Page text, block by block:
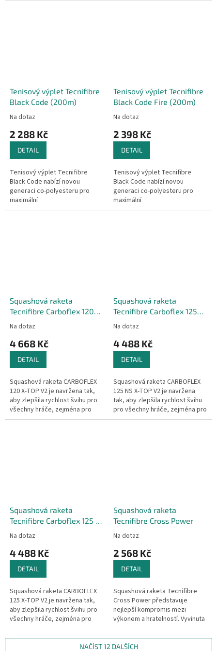
Tenisový výplet Tecnifibre
Black Code (200m)
Na dotaz
2 288 Kč
DETAIL
Tenisový výplet Tecnifibre
Black Code nabízí novou
generaci co-polyesteru pro
maximální
odolnost. Thermocore technologie
Tenisový výplet Tecnifibre
Black Code Fire (200m)
Na dotaz
2 398 Kč
DETAIL
Tenisový výplet Tecnifibre
Black Code nabízí novou
generaci co-polyesteru pro
maximální
odolnost. Thermocore technologie
Squashová raketa
Tecnifibre Carboflex 120
X-TOP V2
Na dotaz
4 668 Kč
DETAIL
Squashová raketa CARBOFLEX
120 X-TOP V2 je navržena tak,
aby zlepšila rychlost švihu pro
všechny hráče, zejména pro
pokročilé soutěžící a pravidelné
Squashová raketa
Tecnifibre Carboflex 125
NS X-TOP V2
Na dotaz
4 488 Kč
DETAIL
Squashová raketa CARBOFLEX
125 NS X-TOP V2 je navržena
tak, aby zlepšila rychlost švihu
pro všechny hráče, zejména pro
pokročilé soutěžící a pravidelné
Squashová raketa
Tecnifibre Carboflex 125 X-
TOP V2
Na dotaz
4 488 Kč
DETAIL
Squashová raketa CARBOFLEX
125 X-TOP V2 je navržena tak,
aby zlepšila rychlost švihu pro
všechny hráče, zejména pro
hráče. Jako vlajkový model...
Squashová raketa
Tecnifibre Cross Power
Na dotaz
2 568 Kč
DETAIL
Squashová raketa Tecnifibre
Cross Power představuje
nejlepší kompromis mezi
výkonem a hratelností. Vyvinuta
hledající "všestranný" produkt....
NAČÍST 12 DALŠÍCH